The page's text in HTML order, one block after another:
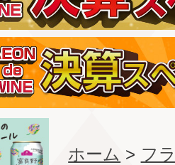
ホーム > フ